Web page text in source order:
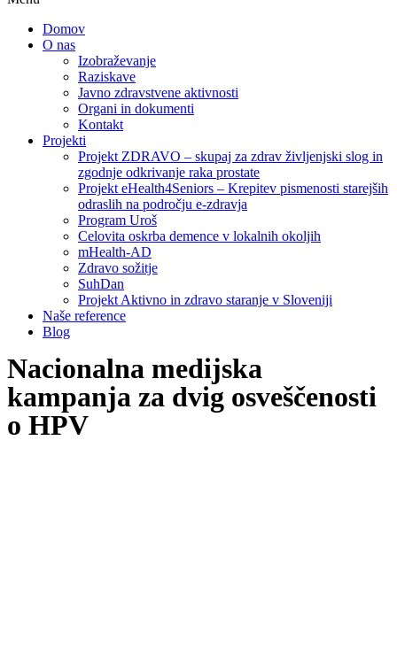
Domov
O nas
Izobraževanje
Raziskave
Javno zdravstvene aktivnosti
Organi in dokumenti
Kontakt
Projekti
Projekt ZDRAVO – skupaj za zdrav življenjski slog in
zgodnje odkrivanje raka prostate
Projekt eHealth4Seniors – Krepitev pismenosti starejših
odraslih na področju e-zdravja
Program Uroš
Celovita oskrba demence v lokalnih okoljih
mHealth-AD
Zdravo sožitje
SuhDan
Projekt Aktivno in zdravo staranje v Sloveniji
Naše reference
Blog
Nacionalna medijska
kampanja za dvig osveščenosti
o HPV